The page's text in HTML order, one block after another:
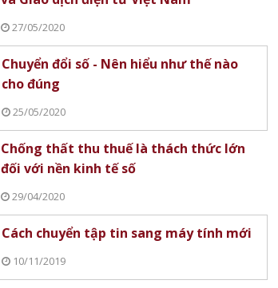
27/05/2020
Chuyển đổi số - Nên hiểu như thế nào
cho đúng
25/05/2020
Chống thất thu thuế là thách thức lớn
đối với nền kinh tế số
29/04/2020
Cách chuyển tập tin sang máy tính mới
10/11/2019